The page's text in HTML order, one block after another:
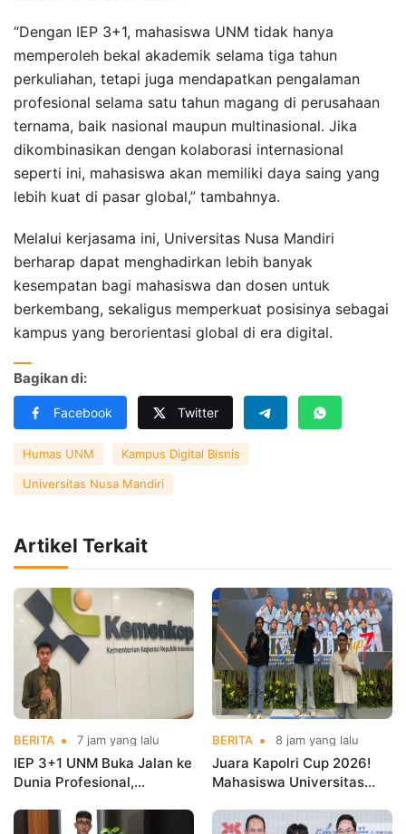
“Dengan IEP 3+1, mahasiswa UNM tidak hanya
memperoleh bekal akademik selama tiga tahun
perkuliahan, tetapi juga mendapatkan pengalaman
profesional selama satu tahun magang di perusahaan
ternama, baik nasional maupun multinasional. Jika
dikombinasikan dengan kolaborasi internasional
seperti ini, mahasiswa akan memiliki daya saing yang
lebih kuat di pasar global,” tambahnya.
Melalui kerjasama ini, Universitas Nusa Mandiri
berharap dapat menghadirkan lebih banyak
kesempatan bagi mahasiswa dan dosen untuk
berkembang, sekaligus memperkuat posisinya sebagai
kampus yang berorientasi global di era digital.
Bagikan di:
Facebook Twitter
Humas UNM Kampus Digital Bisnis
Universitas Nusa Mandiri
Artikel Terkait
BERITA 7 jam yang lalu
IEP 3+1 UNM Buka Jalan ke
Dunia Profesional,
Kementerian Koperasi
BERITA 8 jam yang lalu
Juara Kapolri Cup 2026!
Mahasiswa Universitas
Nama Kampus di Kejurnas